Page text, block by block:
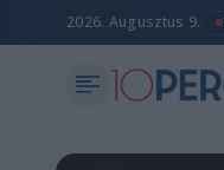
2026. Augusztus 9.